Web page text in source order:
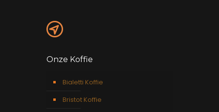
Onze Koffie
Bialetti Koffie
Bristot Koffie